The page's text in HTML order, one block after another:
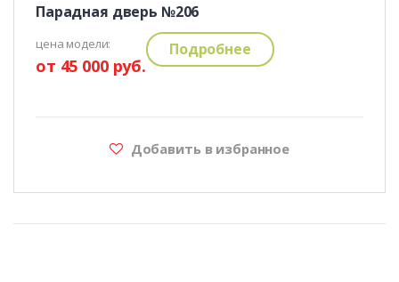
Парадная дверь №206
цена модели:
от 45 000 руб.
Подробнее
Добавить в избранное